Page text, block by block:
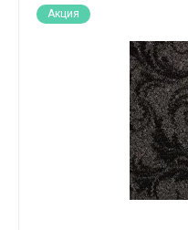
Акция